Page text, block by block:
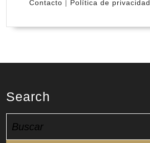
Contacto | Política de privacidad
Search